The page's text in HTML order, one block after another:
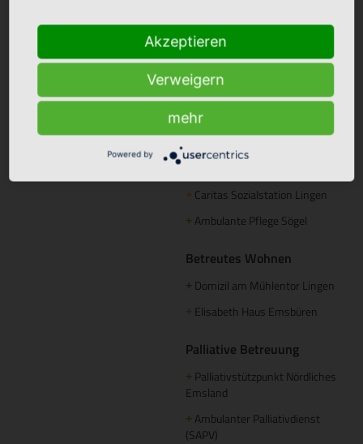
Marien Hospital Papenburg
St. Bonifatius
+Maria Anna Haus Lengerich
Ambulante Pflege
+ Caritas Sozialstation Lingen
+ Ambulante Pflege Sögel
Betreutes Wohnen
Domizil am Mühlentor Lingen
Elisabeth Haus Emsbüren
Palliative Betreuung
+ Palliativstützpunkt Nördliches
Emsland
+ Ambulanter Palliativdienst
(SAPV)
Akzeptieren
Verweigern
mehr
Powered by